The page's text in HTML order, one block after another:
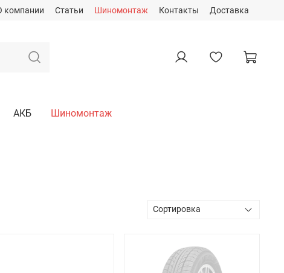
компании Статьи Шиномонтаж Контакты Доставка
АКБ Шиномонтаж